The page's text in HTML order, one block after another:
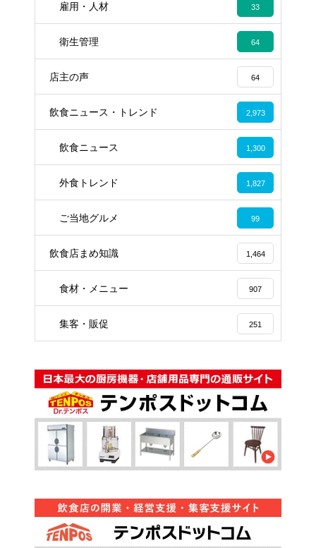
雇用・人材 33
衛生管理 64
店主の声 64
飲食ニュース・トレンド 2,973
飲食ニュース 1,300
外食トレンド 1,827
ご当地グルメ 99
飲食店まめ知識 1,464
食材・メニュー 907
集客・販促 251